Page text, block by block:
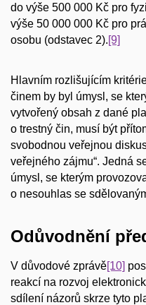
do výše 500 000 Kč pro
výše 50 000 000 Kč pro
osobu (odstavec 2).[9]
Hlavním rozlišujícím
činem by byl úmysl, se
vytvořený obsah z dané
o trestný čin, musí být
svobodnou veřejnou
veřejného zájmu“. Jedná
úmysl, se kterým
o nesouhlas se
Odůvodnění
V důvodové zprávě[10]
reakcí na rozvoj
sdílení názorů skrze tyto